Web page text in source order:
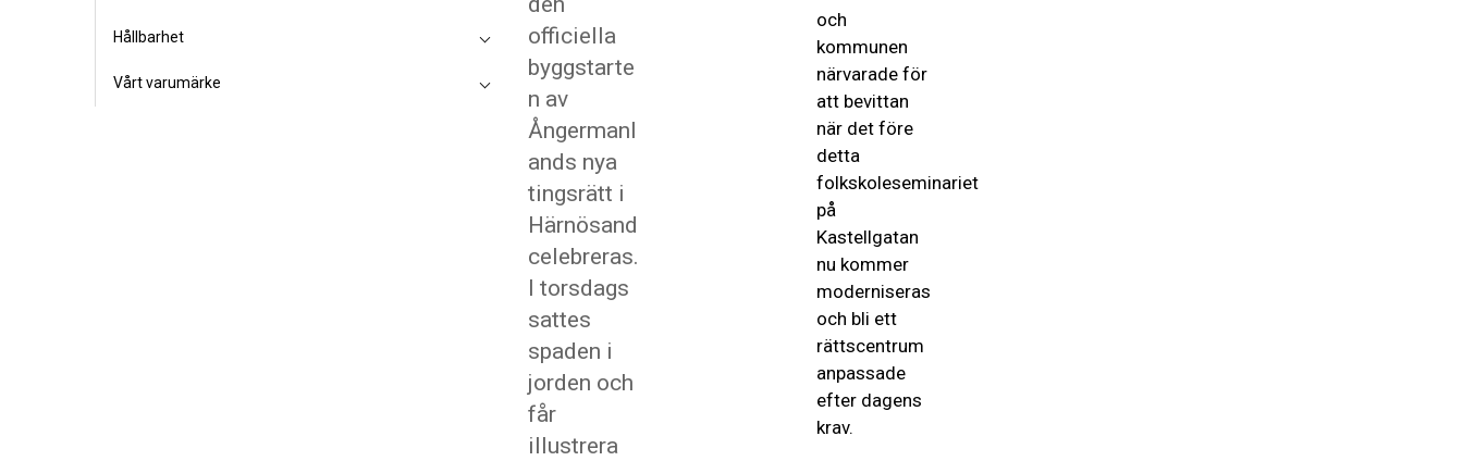
Hållbarhet
Vårt varumärke
officiella
byggstarte
n av
Ångermanl
ands nya
tingsrätt i
Härnösand
celebreras.
I torsdags
sattes
spaden i
jorden och
får
illustrera
och
kommunen
närvarade för
att bevittan
när det före
detta
folkskoleseminariet
på
Kastellgatan
nu kommer
moderniseras
och bli ett
rättscentrum
anpassade
efter dagens
krav.